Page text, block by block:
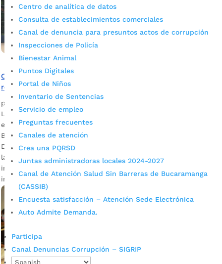
Centro de analítica de datos
Consulta de establecimientos comerciales
Canal de denuncia para presuntos actos de corrupción
Inspecciones de Policía
Bienestar Animal
Puntos Digitales
Portal de Niños
Inventario de Sentencias
Servicio de empleo
Preguntas frecuentes
Canales de atención
Crea una PQRSD
Juntas administradoras locales 2024-2027
Canal de Atención Salud Sin Barreras de Bucaramanga
(CASSIB)
Encuesta satisfacción – Atención Sede Electrónica
Auto Admite Demanda.
Participa
Canal Denuncias Corrupción – SIGRIP
Comunidad de Villa Rosa, sector 4, 5 y 6, contará con una
remodelada cancha múltiple para la integración social
por
La Secretaría de Infraestructura ultima detalles para hacer
entrega del espacio público ubicado en el Norte de
Bucaramanga. Wilson Rodríguez, habitante de Villa Rosa
Descargar audio Los trabajos contemplan la recuperación de
la superficie, reparación de rejas, mantenimiento de frisos e
instalación de arcos y tableros, entre otros aspectos. La
inversión asciende a los $146 […]